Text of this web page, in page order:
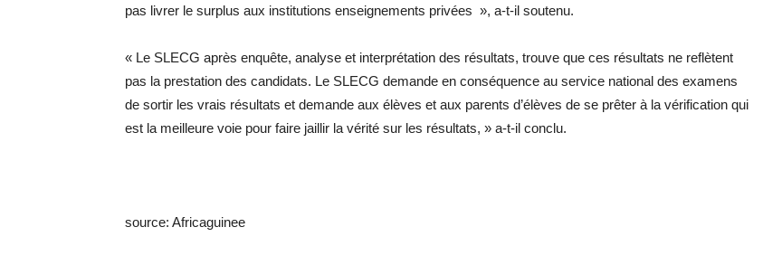
pas livrer le surplus aux institutions enseignements privées », a-t-il soutenu.
« Le SLECG après enquête, analyse et interprétation des résultats, trouve que ces résultats ne reflètent
pas la prestation des candidats. Le SLECG demande en conséquence au service national des examens
de sortir les vrais résultats et demande aux élèves et aux parents d’élèves de se prêter à la vérification qui
est la meilleure voie pour faire jaillir la vérité sur les résultats, » a-t-il conclu.
source: Africaguinee